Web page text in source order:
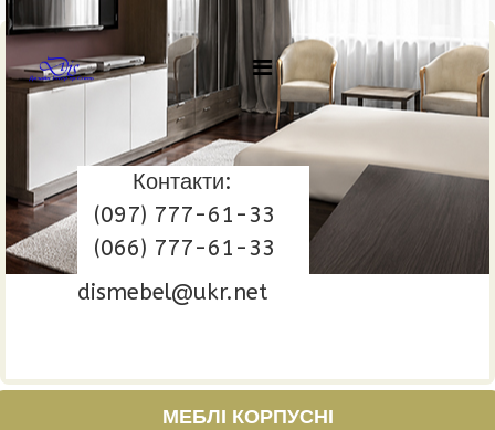
Контакти:
(097) 777-61-33
(066) 777-61-33
dismebel@ukr.net
МЕБЛІ КОРПУСНІ